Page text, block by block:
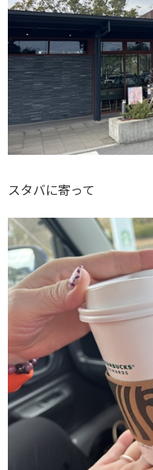
スタバに寄って